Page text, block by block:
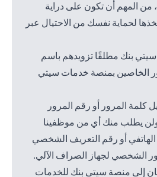
من المهم أن تكون على دراية
لحماية نفسك من الاحتيال عبر
بنك مطلقًا تزويدهم باسم
الخاصين بمنصة خدمات سيتي
كلمة المرور أو رقم المرور
يطلب منك أي من موظفينا
أو رقم التعريف الشخصي
الشخصي لجهاز الصراف الآلي.
إلى منصة سيتي بنك للخدمات